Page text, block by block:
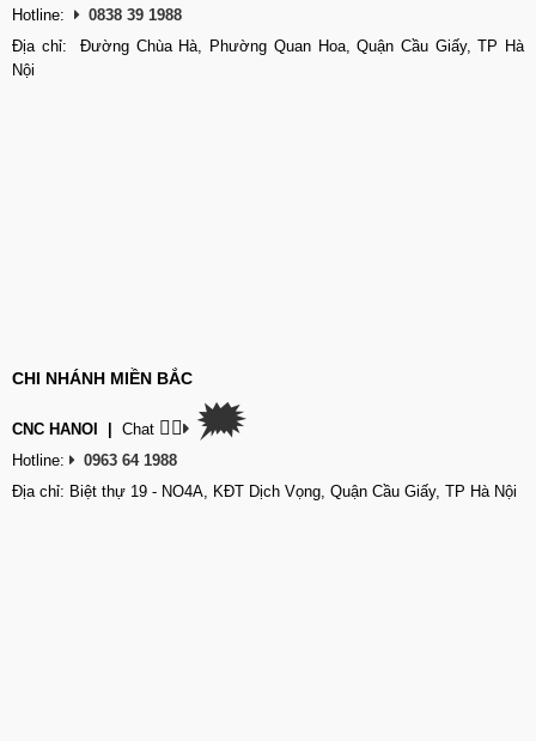
Hotline:
0838 39 1988
Địa chỉ: Đường Chùa Hà, Phường Quan Hoa, Quận Cầu Giấy, TP Hà
Nội
CHI NHÁNH MIỀN BẮC
CNC HANOI Chat 👉🏽 🗯
Hotline:
0963 64 1988
Địa chỉ: Biệt thự 19 - NO4A, KĐT Dịch Vọng, Quận Cầu Giấy, TP Hà Nội